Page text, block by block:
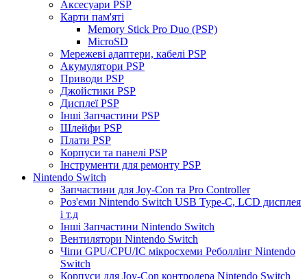
Аксесуари PSP
Карти пам'яті
Memory Stick Pro Duo (PSP)
MicroSD
Мережеві адаптери, кабелі PSP
Акумулятори PSP
Приводи PSP
Джойстики PSP
Дисплеї PSP
Інші Запчастини PSP
Шлейфи PSP
Плати PSP
Корпуси та панелі PSP
Інструменти для ремонту PSP
Nintendo Switch
Запчастини для Joy-Con та Pro Controller
Роз'єми Nintendo Switch USB Type-C, LCD дисплея
і т.д
Інші Запчастини Nintendo Switch
Вентилятори Nintendo Switch
Чіпи GPU/CPU/IC мікросхеми Реболлінг Nintendo
Switch
Корпуси для Joy-Con контролера Nintendo Switch